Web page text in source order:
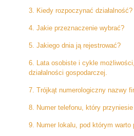
3. Kiedy rozpoczynać działalność?
4. Jakie przeznaczenie wybrać?
5. Jakiego dnia ją rejestrować?
6. Lata osobiste i cykle
działalności gospodarczej.
7. Trójkąt numerologiczny nazwy
8. Numer telefonu, który
9. Numer lokalu, pod którym warto